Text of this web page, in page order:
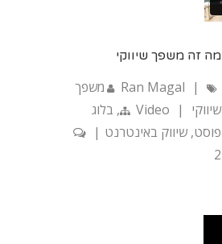
מה זה משפך שיווקי
Ran Magal |
משפך
שיווקי
|
Video
, בלוג
פוסט, שיווק באינטרנט |
2